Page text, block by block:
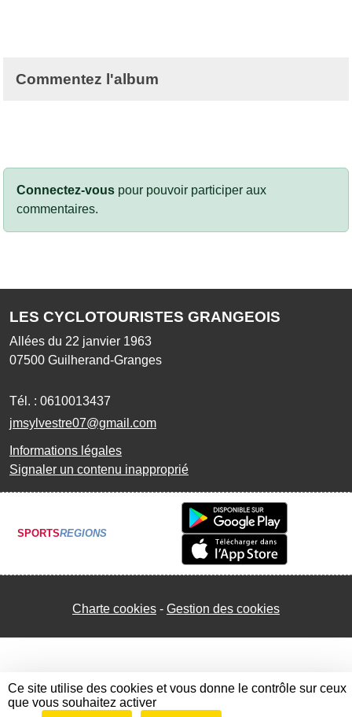
Commentez l'album
Connectez-vous pour pouvoir participer aux
commentaires.
LES CYCLOTOURISTES GRANGEOIS
Allées du 22 janvier 1963
07500 Guilherand-Granges
Tél. : 0610013437
jmsylvestre07@gmail.com
Informations légales
Signaler un contenu inapproprié
SPORTSREGIONS
Charte cookies Gestion des cookies
Ce site utilise des cookies et vous donne le contrôle sur ceux
que vous souhaitez activer